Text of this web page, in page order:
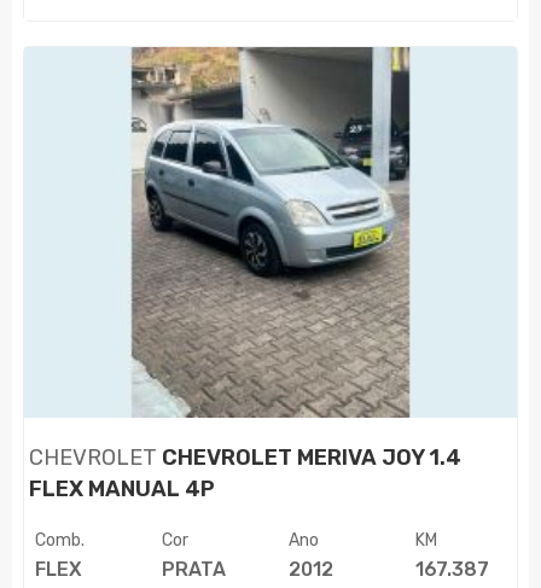
CHEVROLET CHEVROLET MERIVA JOY 1.4
FLEX MANUAL 4P
Comb.
FLEX
Cor
PRATA
Ano
2012
KM
167.387